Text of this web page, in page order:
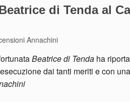
di Tenda al
Annachini
Beatrice di Tenda ha
dai tanti meriti e con